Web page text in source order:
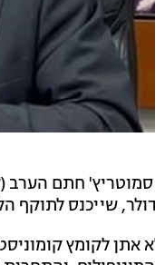
חתם הערב
לקומץ